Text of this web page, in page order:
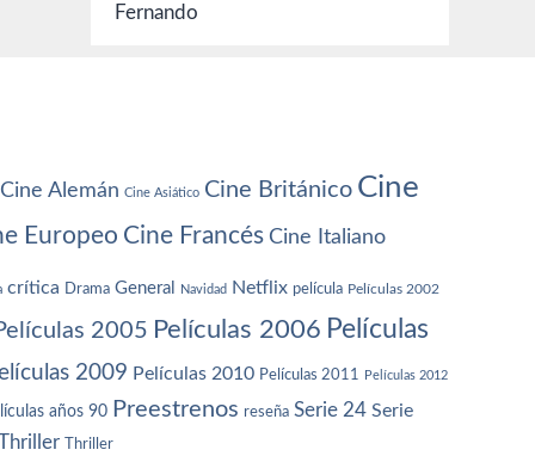
Fernando
Cine Alemán Cine Asiático Cine Británico Cine
Europeo Cine Francés Cine Italiano
crítica Drama General Navidad Netflix película Películas 2002
2005 Películas 2006 Películas
2009 Películas 2010 Películas 2011 Películas 2012
años 90 Preestrenos reseña Serie 24 Serie
Thriller